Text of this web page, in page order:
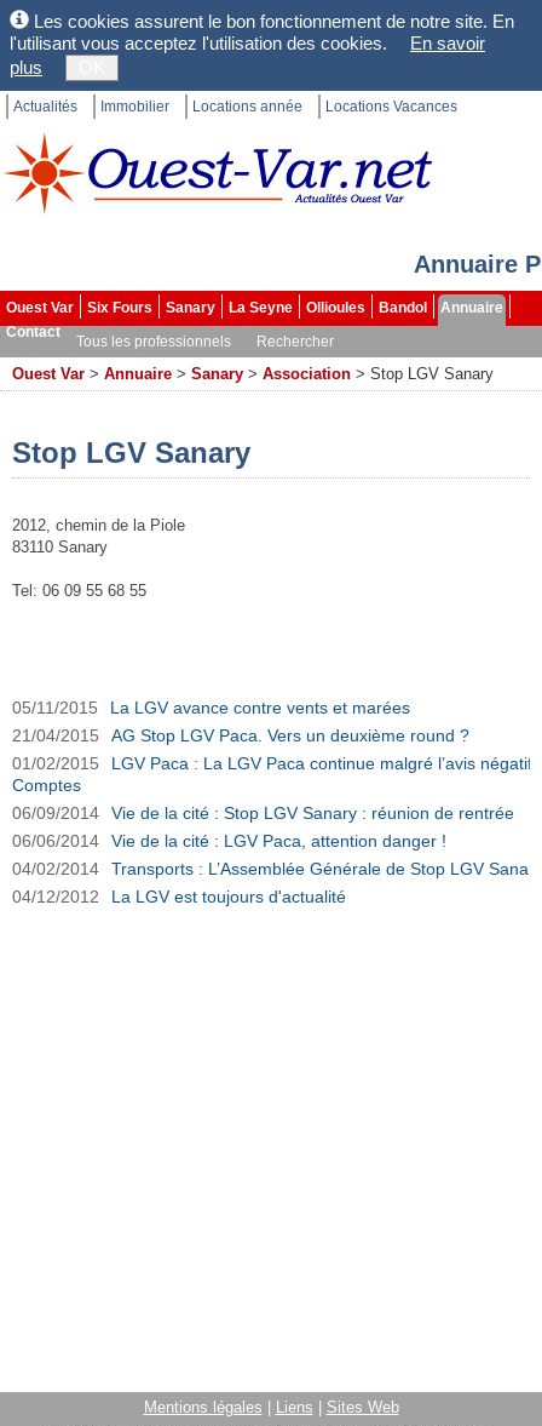
Les cookies assurent le bon fonctionnement de notre site. En
l'utilisant vous acceptez l'utilisation des cookies.
En savoir
plus
Actualités Immobilier Locations année Locations Vacances
Annuaire
Ouest Var Six Fours Sanary La Seyne Ollioules Bandol
Annuaire
Contact
Tous les professionnels Rechercher
Ouest Var > Annuaire > Sanary > Association > Stop LGV Sanary
Stop LGV Sanary
2012, chemin de la Piole
83110 Sanary
Tel: 06 09 55 68 55
05/11/2015
La LGV avance contre vents et marées
21/04/2015
AG Stop LGV Paca. Vers un deuxième round ?
01/02/2015
LGV Paca : La LGV Paca continue malgré l’avis négatif
Comptes
06/09/2014
Vie de la cité : Stop LGV Sanary : réunion de rentrée
06/06/2014
Vie de la cité : LGV Paca, attention danger !
04/02/2014
Transports : L’Assemblée Générale de Stop LGV
04/12/2012
La LGV est toujours d'actualité
Mentions légales Liens
Sites Web